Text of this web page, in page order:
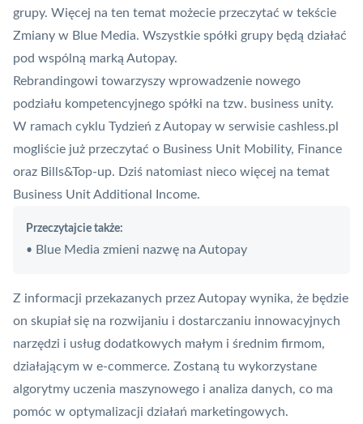
grupy. Więcej na ten temat możecie przeczytać w tekście
Zmiany w Blue Media. Wszystkie spółki grupy będą działać
pod wspólną marką Autopay.
Rebrandingowi towarzyszy wprowadzenie nowego
podziału kompetencyjnego spółki na tzw. business unity.
W ramach cyklu Tydzień z Autopay w serwisie cashless.pl
mogliście już przeczytać o Business Unit Mobility, Finance
oraz Bills&Top-up. Dziś natomiast nieco więcej na temat
Business Unit Additional Income.
Przeczytajcie także:
• Blue Media zmieni nazwę na Autopay
Z informacji przekazanych przez Autopay wynika, że będzie
on skupiał się na rozwijaniu i dostarczaniu innowacyjnych
narzędzi i usług dodatkowych małym i średnim firmom,
działającym w e-commerce. Zostaną tu wykorzystane
algorytmy uczenia maszynowego i analiza danych, co ma
pomóc w optymalizacji działań marketingowych.